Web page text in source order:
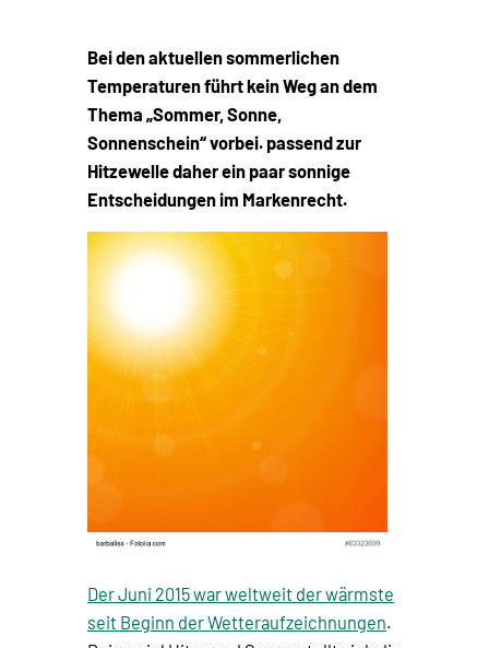
Bei den aktuellen sommerlichen
Temperaturen führt kein Weg an dem
Thema „Sommer, Sonne,
Sonnenschein“ vorbei. passend zur
Hitzewelle daher ein paar sonnige
Entscheidungen im Markenrecht.
Der Juni 2015 war weltweit der wärmste
seit Beginn der Wetteraufzeichnungen.